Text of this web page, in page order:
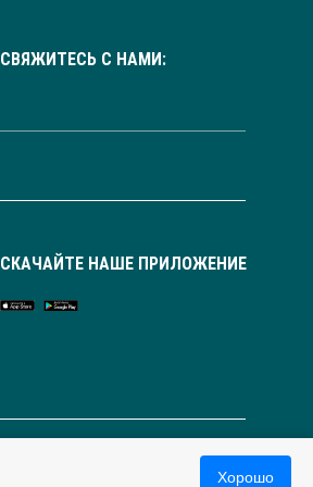
СВЯЖИТЕСЬ С НАМИ:
СКАЧАЙТЕ НАШЕ ПРИЛОЖЕНИЕ
Россия
Хорошо